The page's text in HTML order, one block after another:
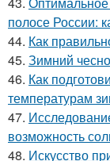
полосе России:
44. Как
45. Зимний
46. Как
температурам
47.
возможность
48. Искусство